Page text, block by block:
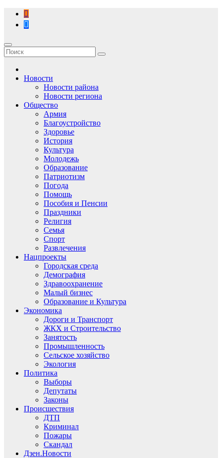
Перейти
содержимому
Новости
Новости района
Новости региона
Общество
Армия
Благоустройство
Здоровье
История
Культура
Молодежь
Образование
Патриотизм
Погода
Помощь
Пособия и Пенсии
Праздники
Религия
Семья
Спорт
Развлечения
Нацпроекты
Городская среда
Демография
Здравоохранение
Малый бизнес
Образование и Культура
Экономика
Дороги и Транспорт
ЖКХ и Строительство
Занятость
Промышленность
Сельское хозяйство
Экология
Политика
Выборы
Депутаты
Законы
Происшествия
ДТП
Криминал
Пожары
Скандал
Дзен.Новости